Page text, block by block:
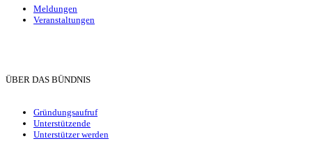
Meldungen
Veranstaltungen
ÜBER DAS BÜNDNIS
Gründungsaufruf
Unterstützende
Unterstützer werden